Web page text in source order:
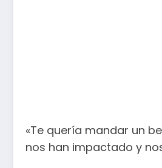
«Te quería mandar un
nos han impactado y